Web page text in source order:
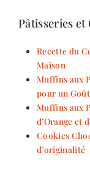
Pâtisseries et
Recette du
Maison
Muffins aux
pour un
Muffins aux
d’Orange et
Cookies
d’originalité